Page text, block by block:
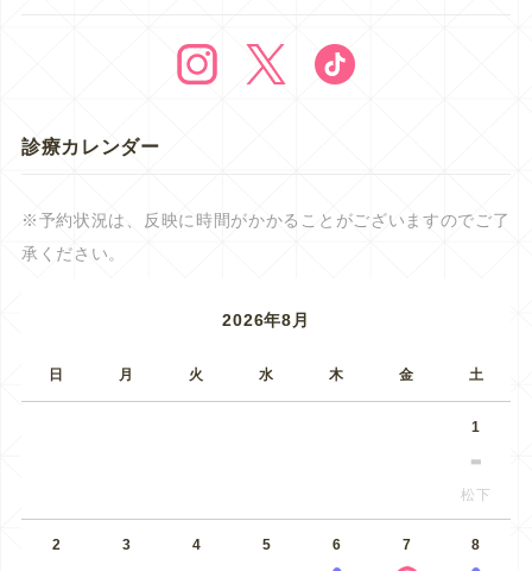
診療カレンダー
※予約状況は、反映に時間がかかることがございますのでご了
承ください。
2026年8月
日 月 火 水 木 金 土
1
松下
2 3 4 5 6 7 8